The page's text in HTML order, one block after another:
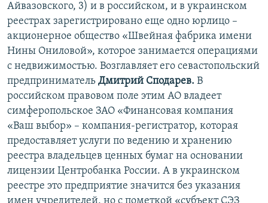
Айвазовского, 3) и в российском, и в украинском
реестрах зарегистрировано еще одно юрлицо –
акционерное общество «Швейная фабрика имени
Нины Ониловой», которое занимается операциями
с недвижимостью. Возглавляет его севастопольский
предприниматель Дмитрий Сподарев. В
российском правовом поле этим АО владеет
симферопольское ЗАО «Финансовая компания
«Ваш выбор» – компания-регистратор, которая
предоставляет услуги по ведению и хранению
реестра владельцев ценных бумаг на основании
лицензии Центробанка России. А в украинском
реестре это предприятие значится без указания